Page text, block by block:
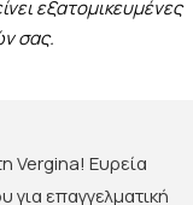
εξατομικευμένες
σας.
Vergina! Ευρεία
για επαγγελματική